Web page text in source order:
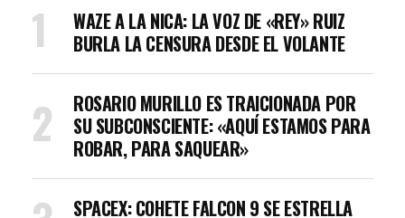
WAZE A LA NICA: LA VOZ DE «REY» RUIZ
BURLA LA CENSURA DESDE EL VOLANTE
ROSARIO MURILLO ES TRAICIONADA POR
SU SUBCONSCIENTE: «AQUÍ ESTAMOS PARA
ROBAR, PARA SAQUEAR»
SPACEX: COHETE FALCON 9 SE ESTRELLA